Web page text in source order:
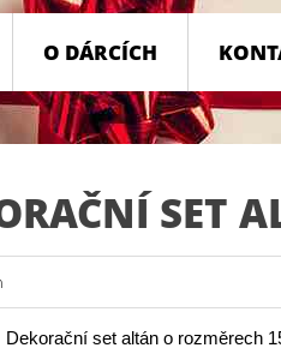
O DÁRCÍCH
SET
Dekorační set altán o rozměrech